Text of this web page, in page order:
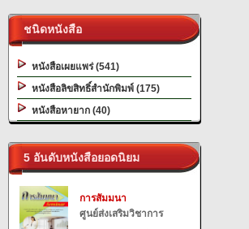
ชนิดหนังสือ
หนังสือเผยแพร่ (541)
หนังสือลิขสิทธิ์สำนักพิมพ์ (175)
หนังสือหายาก (40)
5 อันดับหนังสือยอดนิยม
การสัมมนา
ศูนย์ส่งเสริมวิชาการ